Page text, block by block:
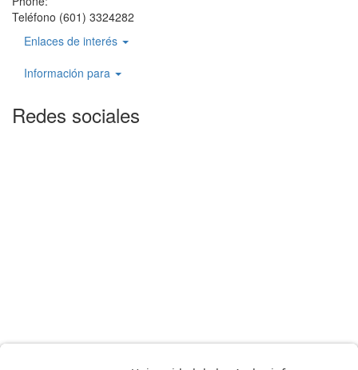
Teléfono (601) 3324282
Enlaces de interés
Información para
Redes sociales